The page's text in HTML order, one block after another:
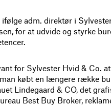
ifølge adm. direktør i
for at udvide og styrke
for Sylvester Hvid & Co.
købt en længere række
Lindegaard & CO, det
Best Buy Broker,